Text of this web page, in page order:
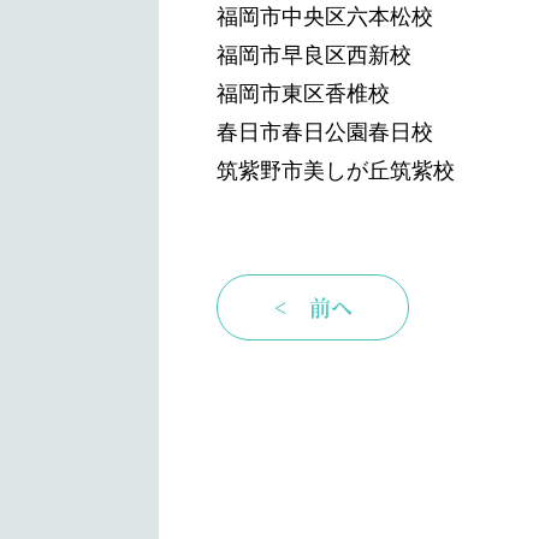
福岡市中央区六本松校
福岡市早良区西新校
福岡市東区香椎校
春日市春日公園春日校
筑紫野市美しが丘筑紫校
< 前へ